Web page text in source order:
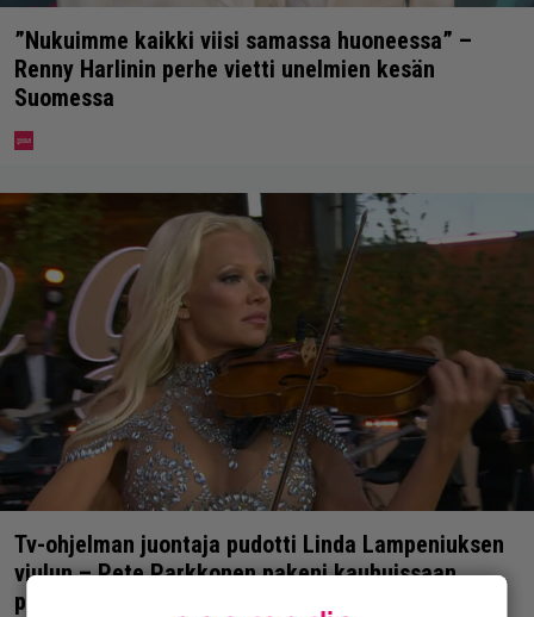
”Nukuimme kaikki viisi samassa huoneessa” –
Renny Harlinin perhe vietti unelmien kesän
Suomessa
Tv-ohjelman juontaja pudotti Linda Lampeniuksen
viulun – Pete Parkkonen pakeni kauhuissaan
paikalta